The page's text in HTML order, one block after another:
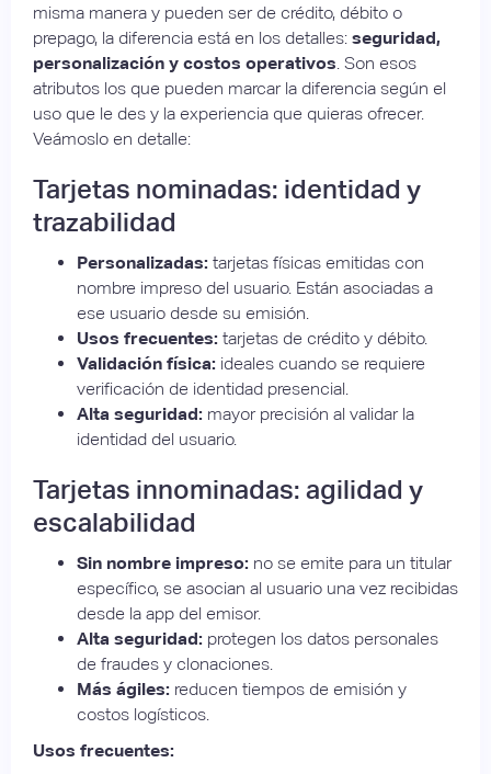
misma manera y pueden ser de crédito, débito o
prepago, la diferencia está en los detalles: seguridad,
personalización y costos operativos . Son esos
atributos los que pueden marcar la diferencia según el
uso que le des y la experiencia que quieras ofrecer.
Veámoslo en detalle:
Tarjetas nominadas: identidad y
trazabilidad
Personalizadas: tarjetas físicas emitidas con
nombre impreso del usuario. Están asociadas a
ese usuario desde su emisión.
Usos frecuentes: tarjetas de crédito y débito.
Validación física: ideales cuando se requiere
verificación de identidad presencial.
Alta seguridad: mayor precisión al validar la
identidad del usuario.
Tarjetas innominadas: agilidad y
escalabilidad
Sin nombre impreso: no se emite para un titular
específico, se asocian al usuario una vez recibidas
desde la app del emisor.
Alta seguridad: protegen los datos personales
de fraudes y clonaciones.
Más ágiles: reducen tiempos de emisión y
costos logísticos.
Usos frecuentes: